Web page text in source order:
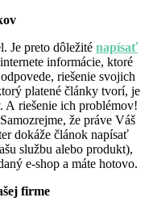
Je preto dôležité napísať
informácie, ktoré
riešenie svojich
platené články tvorí, je
A riešenie ich problémov!
že práve Váš
dokáže článok napísať
službu alebo produkt),
e-shop a máte hotovo.
firme